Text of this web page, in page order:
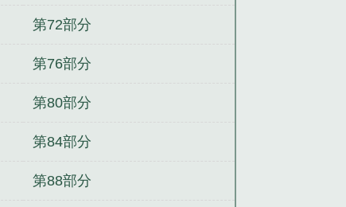
第72部分
第76部分
第80部分
第84部分
第88部分